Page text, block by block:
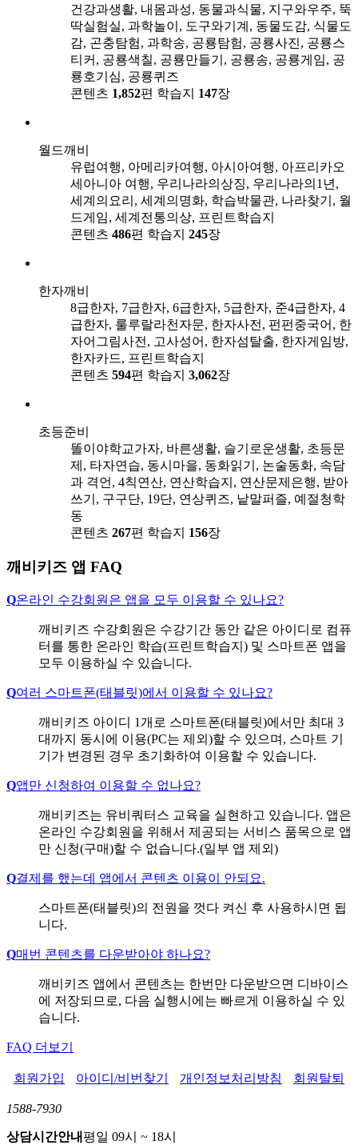
건강과생활, 내몸과성, 동물과식물, 지구와우주, 뚝
딱실험실, 과학놀이, 도구와기계, 동물도감, 식물도
감, 곤충탐험, 과학송, 공룡탐험, 공룡사진, 공룡스
티커, 공룡색칠, 공룡만들기, 공룡송, 공룡게임, 공
룡호기심, 공룡퀴즈
콘텐츠 1,852편 학습지 147장
월드깨비
유럽여행, 아메리카여행, 아시아여행, 아프리카오
세아니아 여행, 우리나라의상징, 우리나라의1년,
세계의요리, 세계의명화, 학습박물관, 나라찾기, 월
드게임, 세계전통의상, 프린트학습지
콘텐츠 486편 학습지 245장
한자깨비
8급한자, 7급한자, 6급한자, 5급한자, 준4급한자, 4
급한자, 룰루랄라천자문, 한자사전, 펀펀중국어, 한
자어그림사전, 고사성어, 한자섬탈출, 한자게임방,
한자카드, 프린트학습지
콘텐츠 594편 학습지 3,062장
초등준비
똘이야학교가자, 바른생활, 슬기로운생활, 초등문
제, 타자연습, 동시마을, 동화읽기, 논술동화, 속담
과 격언, 4칙연산, 연산학습지, 연산문제은행, 받아
쓰기, 구구단, 19단, 연상퀴즈, 낱말퍼즐, 예절청학
동
콘텐츠 267편 학습지 156장
깨비키즈 앱 FAQ
Q온라인 수강회원은 앱을 모두 이용할 수 있나요?
깨비키즈 수강회원은 수강기간 동안 같은 아이디로 컴퓨
터를 통한 온라인 학습(프린트학습지) 및 스마트폰 앱을
모두 이용하실 수 있습니다.
Q여러 스마트폰(태블릿)에서 이용할 수 있나요?
깨비키즈 아이디 1개로 스마트폰(태블릿)에서만 최대 3
대까지 동시에 이용(PC는 제외)할 수 있으며, 스마트 기
기가 변경된 경우 초기화하여 이용할 수 있습니다.
Q앱만 신청하여 이용할 수 없나요?
깨비키즈는 유비쿼터스 교육을 실현하고 있습니다. 앱은
온라인 수강회원을 위해서 제공되는 서비스 품목으로 앱
만 신청(구매)할 수 없습니다.(일부 앱 제외)
Q결제를 했는데 앱에서 콘텐츠 이용이 안되요.
스마트폰(태블릿)의 전원을 껏다 켜신 후 사용하시면 됩
니다.
Q매번 콘텐츠를 다운받아야 하나요?
깨비키즈 앱에서 콘텐츠는 한번만 다운받으면 디바이스
에 저장되므로, 다음 실행시에는 빠르게 이용하실 수 있
습니다.
FAQ 더보기
회원가입 아이디/비번찾기 개인정보처리방침 회원탈퇴
1588-7930
상담시간안내평일 09시 ~ 18시